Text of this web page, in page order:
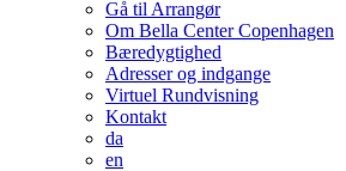
Gå til Arrangør
Om Bella Center Copenhagen
Bæredygtighed
Adresser og indgange
Virtuel Rundvisning
Kontakt
da
en